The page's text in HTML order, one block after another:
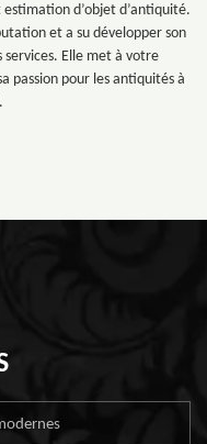
d’objet d’antiquité.
et a su développer son
services. Elle met à votre
passion pour les antiquités à